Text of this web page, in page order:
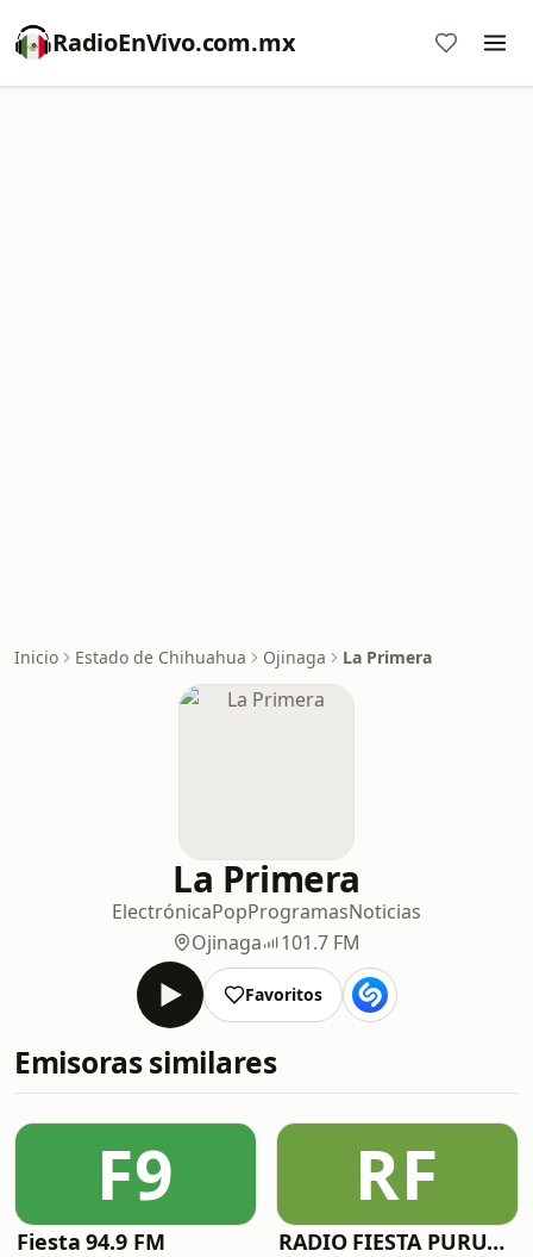
RadioEnVivo.com.mx
Inicio Estado de Chihuahua Ojinaga La Primera
La Primera
ElectrónicaPopProgramasNoticias
Ojinaga
101.7 FM
Favoritos
Emisoras similares
F9
Fiesta 94.9 FM
RF
RADIO FIESTA PURUANDIRO